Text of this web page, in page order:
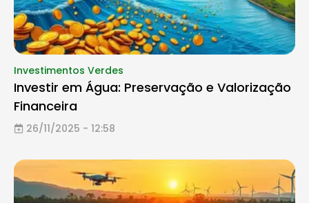
Investimentos Verdes
Investir em Água: Preservação e Valorização
Financeira
26/11/2025 - 12:58